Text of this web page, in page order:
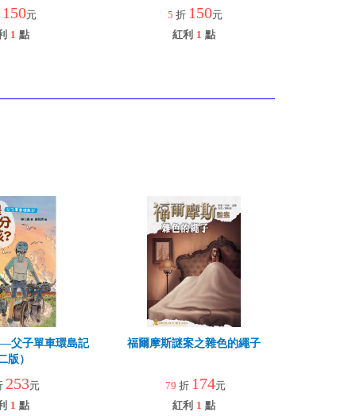
150元
1 點
5 折 150元
紅利 1 點
父子單車環島記
版）
253元
1 點
福爾摩斯謎案之雜色的繩子
79 折 174元
紅利 1 點